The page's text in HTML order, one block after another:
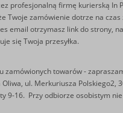
profesjonalną firmę kurierską In
Twoje zamówienie dotrze na czas
email otrzymasz link do strony,
się Twoja przesyłka.
zamówionych towarów -
ul. Merkuriusza Polskiego2,
9-16. Przy odbiorze osobistym